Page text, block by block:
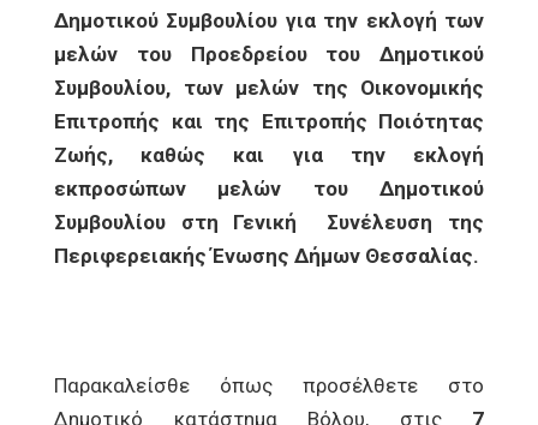
Δημοτικού Συμβουλίου για την εκλογή των
μελών του Προεδρείου του
Δημοτικού
Συμβουλίου, των μελών της Οικονομικής
Επιτροπής και της Επιτροπής Ποιότητας
Ζωής, καθώς και για την εκλογή
εκπροσώπων μελών του Δημοτικού
Συμβουλίου στη Γενική Συνέλευση της
Περιφερειακής Ένωσης Δήμων Θεσσαλίας.
Παρακαλείσθε όπως προσέλθετε στο
Δημοτικό κατάστημα Βόλου, στις 7